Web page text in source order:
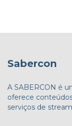
Sabercon
A SABERCON é
oferece
serviços de